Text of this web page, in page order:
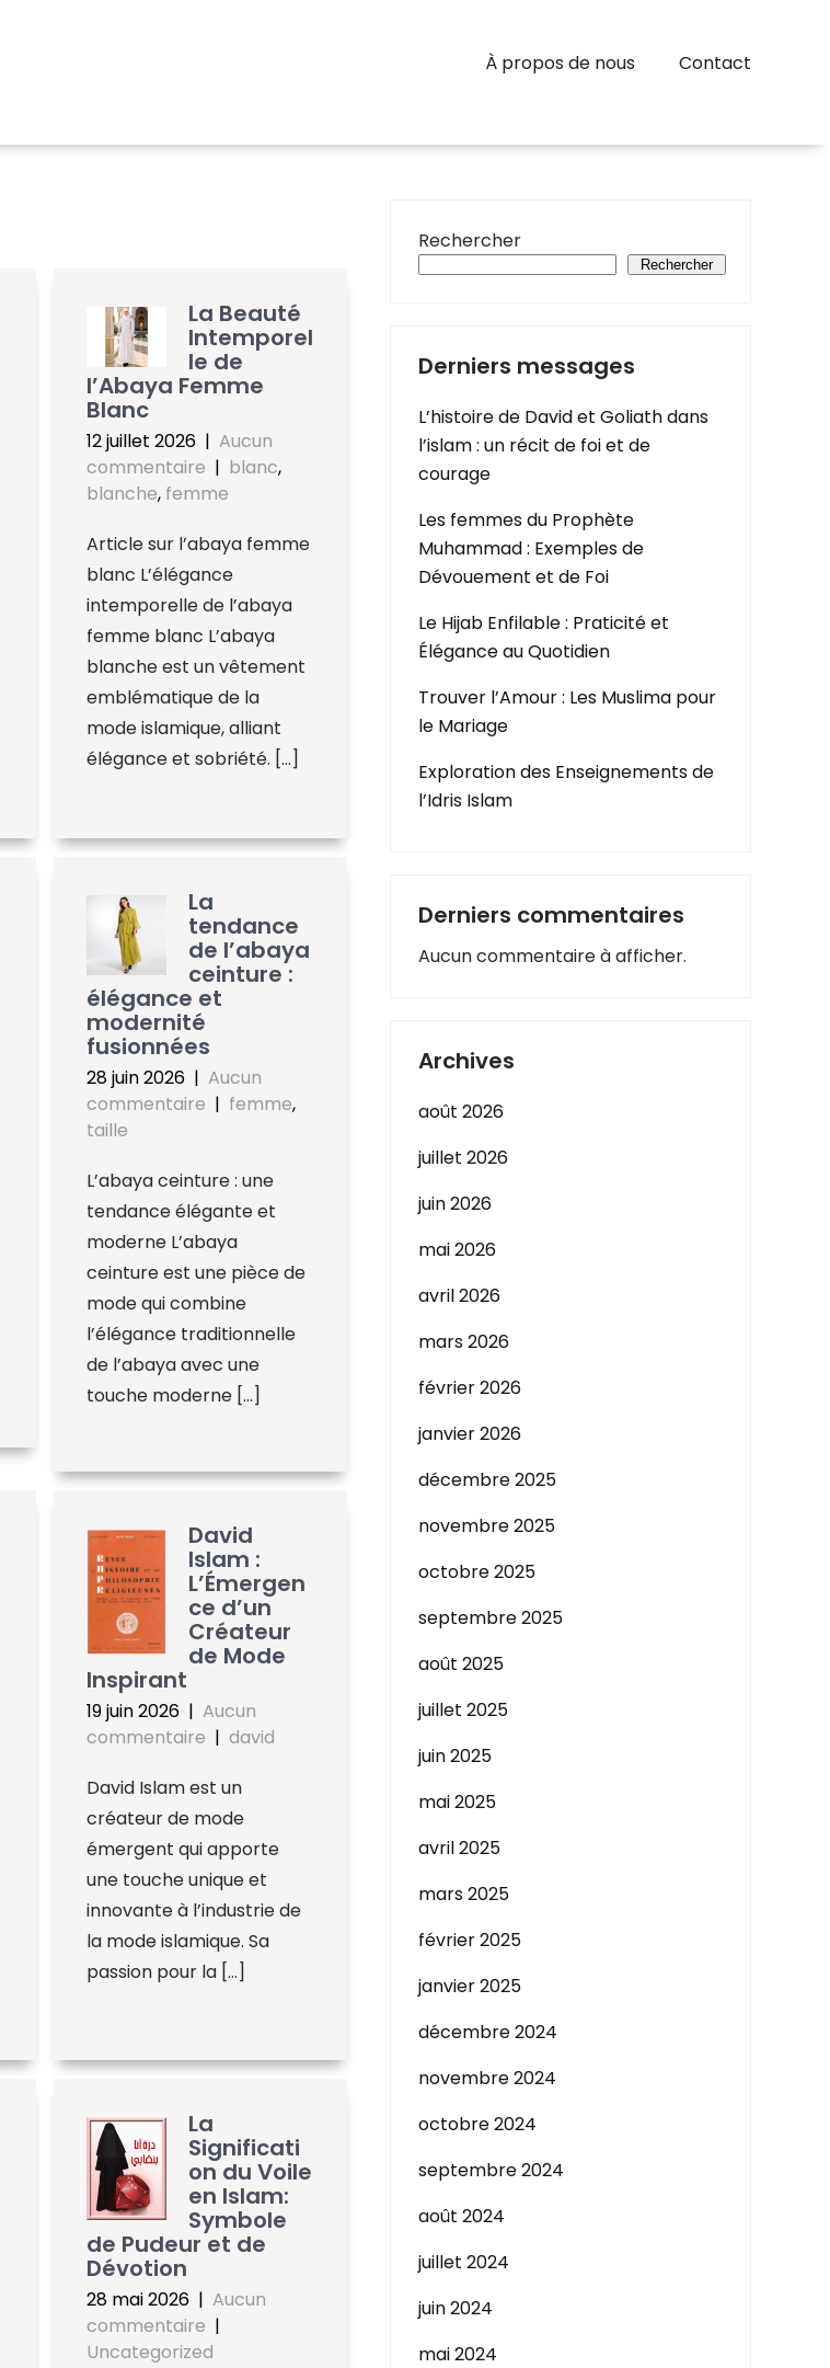
À propos de nous Contact
La Beauté
Intemporel
le de
l’Abaya Femme
Blanc
12 juillet 2026 |Aucun
commentaire | blanc,
blanche, femme
Article sur l’abaya femme
blanc L’élégance
intemporelle de l’abaya
femme blanc L’abaya
blanche est un vêtement
emblématique de la
mode islamique, alliant
élégance et sobriété. […]
La
tendance
de l’abaya
ceinture :
élégance et
modernité
fusionnées
28 juin 2026 |Aucun
commentaire | femme,
taille
L’abaya ceinture : une
tendance élégante et
moderne L’abaya
ceinture est une pièce de
mode qui combine
l’élégance traditionnelle
de l’abaya avec une
touche moderne […]
David
Islam :
L’Émergen
ce d’un
Créateur
de Mode
Inspirant
19 juin 2026 |Aucun
commentaire |david
David Islam est un
créateur de mode
émergent qui apporte
une touche unique et
innovante à l’industrie de
la mode islamique. Sa
passion pour la […]
La
Significati
on du Voile
en Islam:
Symbole
de Pudeur et de
Dévotion
28 mai 2026 |Aucun
commentaire |
Uncategorized
Rechercher
Rechercher
Derniers messages
L’histoire de David et Goliath dans
l’islam : un récit de foi et de
courage
Les femmes du Prophète
Muhammad : Exemples de
Dévouement et de Foi
Le Hijab Enfilable : Praticité et
Élégance au Quotidien
Trouver l’Amour : Les Muslima pour
le Mariage
Exploration des Enseignements de
l’Idris Islam
Derniers commentaires
Aucun commentaire à afficher.
Archives
août 2026
juillet 2026
juin 2026
mai 2026
avril 2026
mars 2026
février 2026
janvier 2026
décembre 2025
novembre 2025
octobre 2025
septembre 2025
août 2025
juillet 2025
juin 2025
mai 2025
avril 2025
mars 2025
février 2025
janvier 2025
décembre 2024
novembre 2024
octobre 2024
septembre 2024
août 2024
juillet 2024
juin 2024
mai 2024